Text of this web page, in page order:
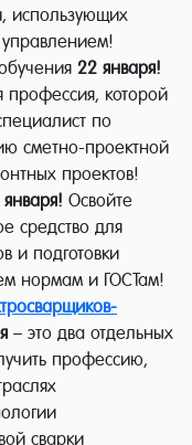
использующих
22 января!
профессия, которой
по
сметно-проектной
проектов!
Освойте
средство для
и подготовки
нормам и ГОСТам!
– это два отдельных
профессию,
сварки